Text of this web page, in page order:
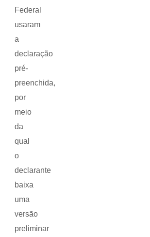
Federal
usaram
a
declaração
pré-
preenchida,
por
meio
da
qual
o
declarante
baixa
uma
versão
preliminar